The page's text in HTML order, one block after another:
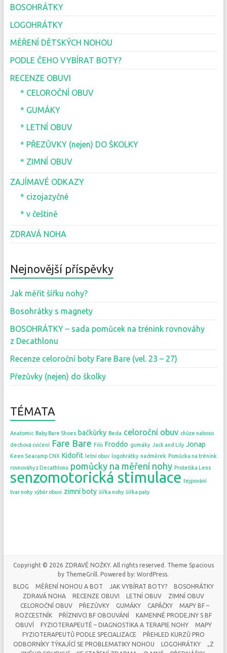
BOSOHRÁTKY
LOGOHRÁTKY
MĚŘENÍ DĚTSKÝCH NOHOU
PODLE ČEHO VYBÍRAT BOTY?
RECENZE OBUVI
* CELOROČNÍ OBUV
* GUMÁKY
* LETNÍ OBUV
* PŘEZŮVKY (nejen) DO ŠKOLKY
* ZIMNÍ OBUV
ZAJÍMAVÉ ODKAZY
* cizojazyčné
* v češtině
ZDRAVÁ NOHA
Nejnovější příspěvky
Jak měřit šířku nohy?
Bosohrátky s magnety
BOSOHRÁTKY – sada pomůcek na trénink rovnováhy
z Decathlonu
Recenze celoroční boty Fare Bare (vel. 23 – 27)
Přezůvky (nejen) do školky
TÉMATA
Anatomic Baby Bare Shoes bačkůrky Beda celoroční obuv chůze naboso
dechová cvičení Fare Bare Filii Froddo gumáky Jack and Lily Jonap
Keen Seacamp CNX Kidofit letní obuv logohrátky nadměrek Pomůcka na trénink
rovnováhy z Decathlonu pomůcky na měření nohy Protetika Lens
senzomotorická stimulace tejpování
tvar nohy výběr obuvi zimní boty šířka nohy šířka paty
Copyright © 2026 ZDRAVÉ NOŽKY. All rights reserved. Theme Spacious
by ThemeGrill. Powered by:WordPress.
BLOG
MĚŘENÍ NOHOU A BOT JAK VYBÍRAT BOTY?
BOSOHRÁTKY
ZDRAVÁ NOHA
RECENZE OBUVI LETNÍ OBUV
ZIMNÍ OBUV
CELOROČNÍ OBUV
PŘEZŮVKY GUMÁKY CAPÁČKY
MAPY BF –
ROZCESTNÍK
PŘÍZNIVCI BF OBOUVÁNÍ
KAMENNÉ PRODEJNY S BF
OBUVÍ
FYZIOTERAPEUTÉ – DIAGNOSTIKA A TERAPIE NOHY
MAPY
FYZIOTERAPEUTŮ PODLE SPECIALIZACE
PŘEHLED KURZŮ PRO
ODBORNÍKY TÝKAJÍCÍ SE PROBLEMATIKY NOHOU
LOGOHRÁTKY
„Z